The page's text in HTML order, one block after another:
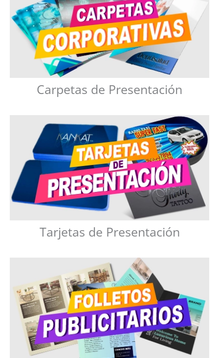
Carpetas de Presentación
Tarjetas de Presentación